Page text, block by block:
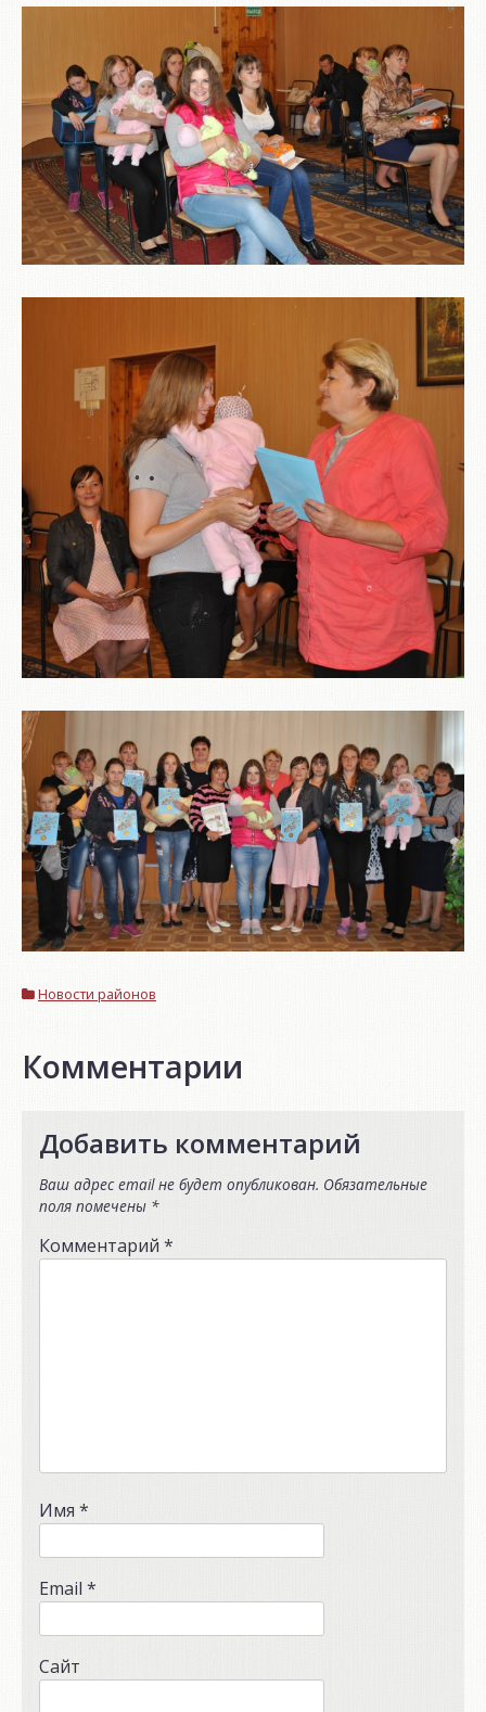
Новости районов
Комментарии
Добавить комментарий
Ваш адрес email не будет опубликован. Обязательные
поля помечены *
Комментарий *
Имя *
Email *
Сайт